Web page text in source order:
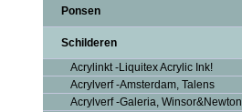
Ponsen
Schilderen
Acrylinkt -Liquitex Acrylic Ink!
Acrylverf -Amsterdam, Talens
Acrylverf -Galeria, Winsor&Newton